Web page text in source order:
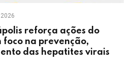
reforça ações do
foco na prevenção,
das hepatites virais